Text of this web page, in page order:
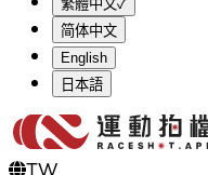
繁體中文✓
简体中文
English
日本語